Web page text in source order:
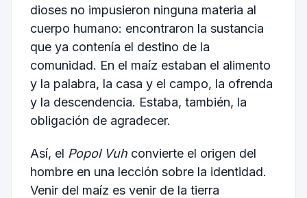
dioses no impusieron ninguna materia al
cuerpo humano: encontraron la sustancia
que ya contenía el destino de la
comunidad. En el maíz estaban el alimento
y la palabra, la casa y el campo, la ofrenda
y la descendencia. Estaba, también, la
obligación de agradecer.
Así, el Popol Vuhconvierte el origen del
hombre en una lección sobre la identidad.
Venir del maíz es venir de la tierra